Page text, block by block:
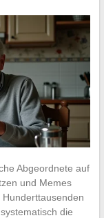
Abgeordnete auf
und Memes
die